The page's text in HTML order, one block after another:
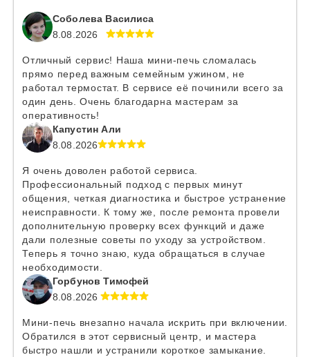
Соболева Василиса
8.08.2026
Отличный сервис! Наша мини-печь сломалась
прямо перед важным семейным ужином, не
работал термостат. В сервисе её починили всего за
один день. Очень благодарна мастерам за
оперативность!
Капустин Али
8.08.2026
Я очень доволен работой сервиса.
Профессиональный подход с первых минут
общения, четкая диагностика и быстрое устранение
неисправности. К тому же, после ремонта провели
дополнительную проверку всех функций и даже
дали полезные советы по уходу за устройством.
Теперь я точно знаю, куда обращаться в случае
необходимости.
Горбунов Тимофей
8.08.2026
Мини-печь внезапно начала искрить при включении.
Обратился в этот сервисный центр, и мастера
быстро нашли и устранили короткое замыкание.